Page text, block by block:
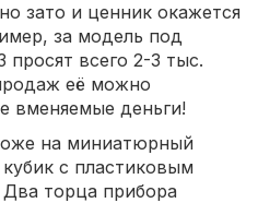
зато и ценник окажется
за модель под
всего 2-3 тыс.
её можно
вменяемые деньги!
на миниатюрный
с пластиковым
торца прибора